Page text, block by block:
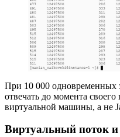
При 10 000 одновременных
отвечать до момента
виртуальной машины, а не
Виртуальный поток и